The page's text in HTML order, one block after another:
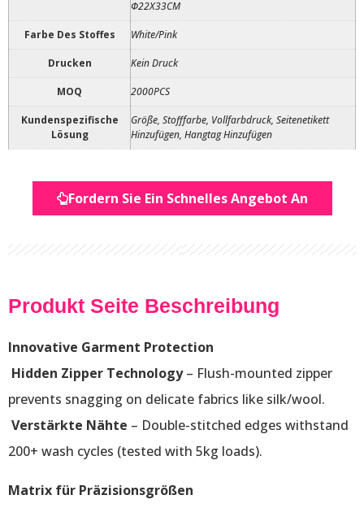
Φ22X33CM
Farbe Des Stoffes White/Pink
Drucken Kein Druck
MOQ 2000PCS
Kundenspezifische
Lösung
Größe, Stofffarbe, Vollfarbdruck, Seitenetikett
Hinzufügen, Hangtag Hinzufügen
Fordern Sie Ein Schnelles Angebot An
Produkt Seite Beschreibung
Innovative Garment Protection
Hidden Zipper Technology– Flush-mounted zipper
prevents snagging on delicate fabrics like silk/wool.
Verstärkte Nähte – Double-stitched edges withstand
200+ wash cycles (tested with 5kg loads).
Matrix für Präzisionsgrößen